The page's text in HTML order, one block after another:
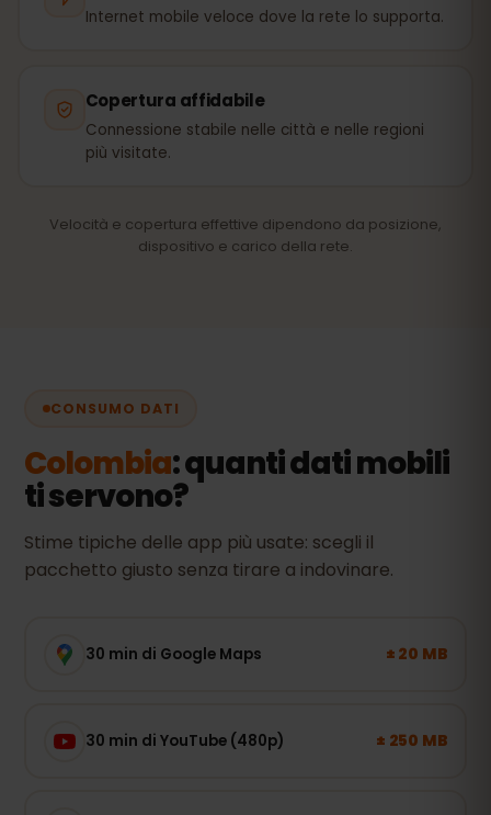
Internet mobile veloce dove la rete lo supporta.
Copertura affidabile
Connessione stabile nelle città e nelle regioni
più visitate.
Velocità e copertura effettive dipendono da posizione,
dispositivo e carico della rete.
CONSUMO DATI
Colombia: quanti dati mobili
ti servono?
Stime tipiche delle app più usate: scegli il
pacchetto giusto senza tirare a indovinare.
30 min di Google Maps ± 20 MB
30 min di YouTube (480p) ± 250 MB